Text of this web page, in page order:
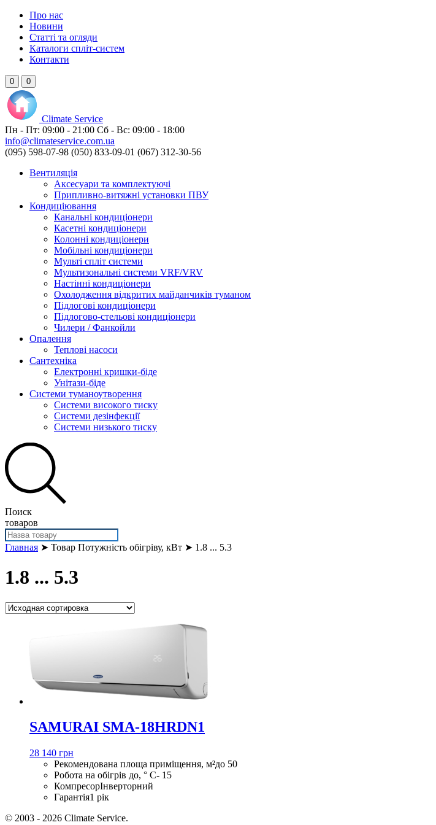
Про нас
Новини
Статті та огляди
Каталоги спліт-систем
Контакти
0 0
Climate Service
Пн - Пт: 09:00 - 21:00 Сб - Вс: 09:00 - 18:00
info@climateservice.com.ua
(095) 598-07-98 (050) 833-09-01 (067) 312-30-56
Вентиляція
Аксесуари та комплектуючі
Припливно-витяжні установки ПВУ
Кондиціювання
Канальні кондиціонери
Касетні кондиціонери
Колонні кондиціонери
Мобільні кондиціонери
Мульті спліт системи
Мультизональні системи VRF/VRV
Настінні кондиціонери
Охолодження відкритих майданчиків туманом
Підлогові кондиціонери
Підлогово-стельові кондиціонери
Чилери / Фанкойли
Опалення
Теплові насоси
Сантехніка
Електронні кришки-біде
Унітази-біде
Системи туманоутворення
Системи високого тиску
Системи дезінфекції
Системи низького тиску
Поиск
товаров
Главная ➤ Товар Потужність обігріву, кВт ➤ 1.8 ... 5.3
1.8 ... 5.3
SAMURAI SMA-18HRDN1
28 140 грн
Рекомендована площа приміщення, м²до 50
Робота на обігрів до, ° С- 15
КомпресорІнверторний
Гарантія1 рік
© 2003 - 2026 Climate Service.